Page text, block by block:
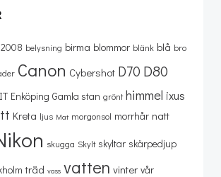
2008 belysning birma blommor blänk blå bro
Canon Cybershot D70 D80
Enköping Gamla stan grönt himmel ixus
Kreta ljus Mat morgonsol morrhår natt
skugga Skylt skyltar skärpedjup
träd vass vatten vinter vår